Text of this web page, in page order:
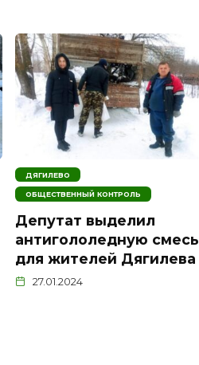
ДЯГИЛЕВО
ОБЩЕСТВЕННЫЙ КОНТРОЛЬ
Депутат выделил
антигололедную смесь
для жителей Дягилева
27.01.2024